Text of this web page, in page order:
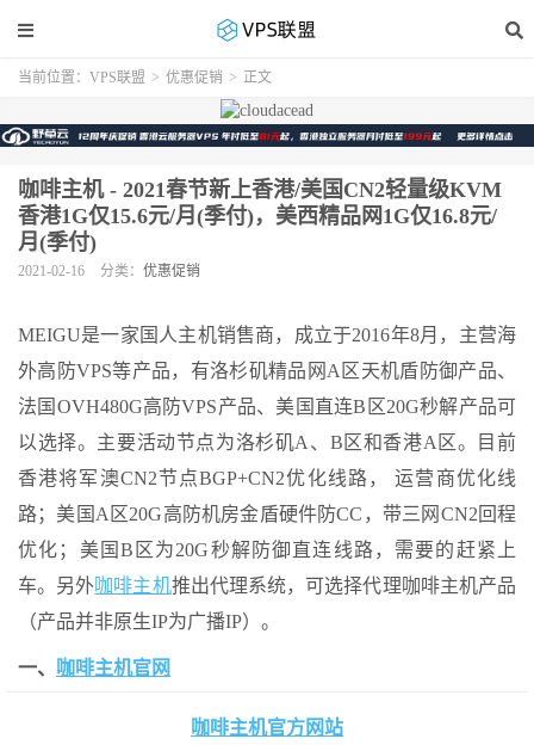
当前位置： VPS联盟 > 优惠促销 > 正文
咖啡主机 - 2021春节新上香港/美国CN2轻量级KVM
香港1G仅15.6元/月(季付)，美西精品网1G仅16.8元/
月(季付)
2021-02-16 分类： 优惠促销
MEIGU是一家国人主机销售商，成立于2016年8月，主营海
外高防VPS等产品，有洛杉矶精品网A区天机盾防御产品、
法国OVH480G高防VPS产品、美国直连B区20G秒解产品可
以选择。主要活动节点为洛杉矶A、B区和香港A区。目前
香港将军澳CN2节点BGP+CN2优化线路， 运营商优化线
路；美国A区20G高防机房金盾硬件防CC，带三网CN2回程
优化；美国B区为20G秒解防御直连线路，需要的赶紧上
车。另外咖啡主机推出代理系统，可选择代理咖啡主机产品
（产品并非原生IP为广播IP）。
一、 咖啡主机官网
咖啡主机官方网站